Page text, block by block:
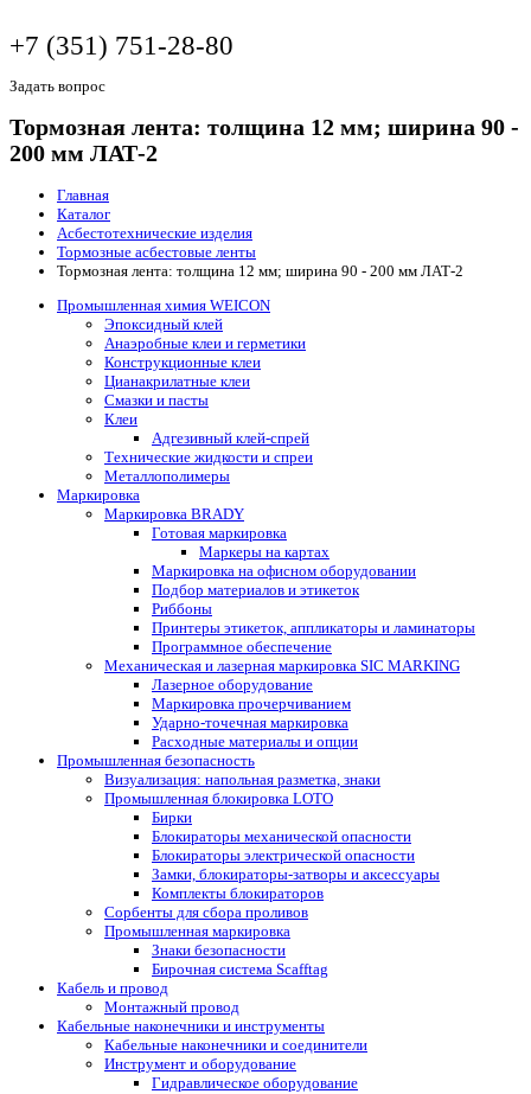
+7 (351) 751-28-80
Задать вопрос
Тормозная лента: толщина 12 мм; ширина 90 -
200 мм ЛАТ-2
Главная
Каталог
Асбестотехнические изделия
Тормозные асбестовые ленты
Тормозная лента: толщина 12 мм; ширина 90 - 200 мм ЛАТ-2
Промышленная химия WEICON
Эпоксидный клей
Анаэробные клеи и герметики
Конструкционные клеи
Цианакрилатные клеи
Смазки и пасты
Клеи
Адгезивный клей-спрей
Технические жидкости и спреи
Металлополимеры
Маркировка
Маркировка BRADY
Готовая маркировка
Маркеры на картах
Маркировка на офисном оборудовании
Подбор материалов и этикеток
Риббоны
Принтеры этикеток, аппликаторы и ламинаторы
Программное обеспечение
Механическая и лазерная маркировка SIC MARKING
Лазерное оборудование
Маркировка прочерчиванием
Ударно-точечная маркировка
Расходные материалы и опции
Промышленная безопасность
Визуализация: напольная разметка, знаки
Промышленная блокировка LOTO
Бирки
Блокираторы механической опасности
Блокираторы электрической опасности
Замки, блокираторы-затворы и аксессуары
Комплекты блокираторов
Сорбенты для сбора проливов
Промышленная маркировка
Знаки безопасности
Бирочная система Scafftag
Кабель и провод
Монтажный провод
Кабельные наконечники и инструменты
Кабельные наконечники и соединители
Инструмент и оборудование
Гидравлическое оборудование